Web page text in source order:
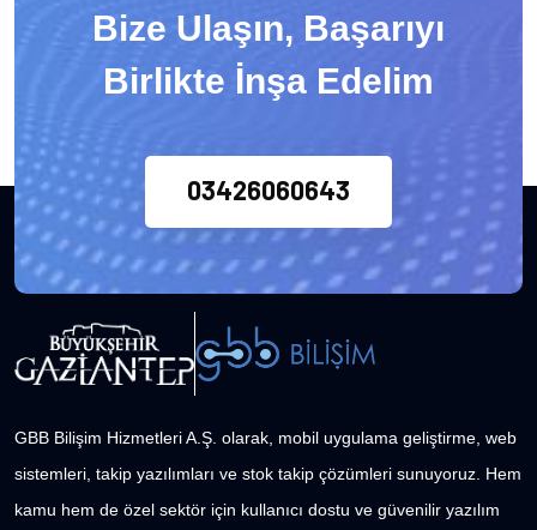
Bize Ulaşın, Başarıyı
Birlikte İnşa Edelim
03426060643
GBB Bilişim Hizmetleri A.Ş. olarak, mobil uygulama geliştirme, web
sistemleri, takip yazılımları ve stok takip çözümleri sunuyoruz. Hem
kamu hem de özel sektör için kullanıcı dostu ve güvenilir yazılım